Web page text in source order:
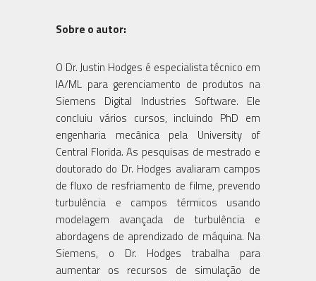
Sobre o autor:
O Dr. Justin Hodges é especialista técnico em
IA/ML para gerenciamento de produtos na
Siemens Digital Industries Software. Ele
concluiu vários cursos, incluindo PhD em
engenharia mecânica pela University of
Central Florida. As pesquisas de mestrado e
doutorado do Dr. Hodges avaliaram campos
de fluxo de resfriamento de filme, prevendo
turbulência e campos térmicos usando
modelagem avançada de turbulência e
abordagens de aprendizado de máquina. Na
Siemens, o Dr. Hodges trabalha para
aumentar os recursos de simulação de